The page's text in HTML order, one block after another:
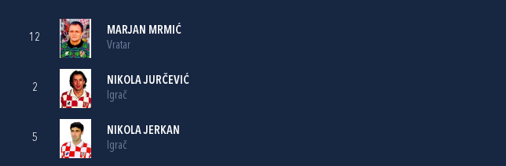
12
MARJAN MRMIĆ
Vratar
2
NIKOLA JURČEVIĆ
Igrač
5
NIKOLA JERKAN
Igrač